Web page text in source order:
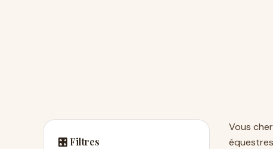
🎛️ Filtres
Vous